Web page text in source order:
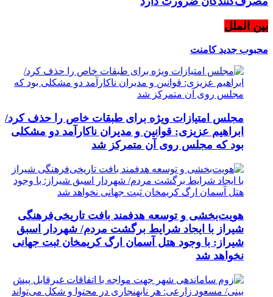
بین الملل
محبوب جدیدکامنت
مجلس امتیازات ویژه برای طبقات خاص را حذف کرد/
ابراهیم عزیزی: قوانین و مدیران ناکارآمد دو مشکلی
بود که مجلس روی آن متمرکز شد
هویت‌بخشی و توسعه هدفمند بافت تاریخی‌فرهنگی
شیراز با ایجاد شرایط برگشت مردم/ شهردار اسبق
شیراز: با وجود هتل آسمان ارگ کریمخان ثبت جهانی
نخواهد شد